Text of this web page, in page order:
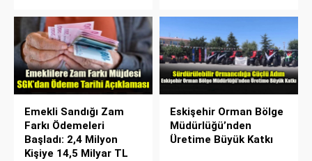
Emekli Sandığı Zam
Farkı Ödemeleri
Başladı: 2,4 Milyon
Kişiye 14,5 Milyar TL
Eskişehir Orman Bölge
Müdürlüğü’nden
Üretime Büyük Katkı